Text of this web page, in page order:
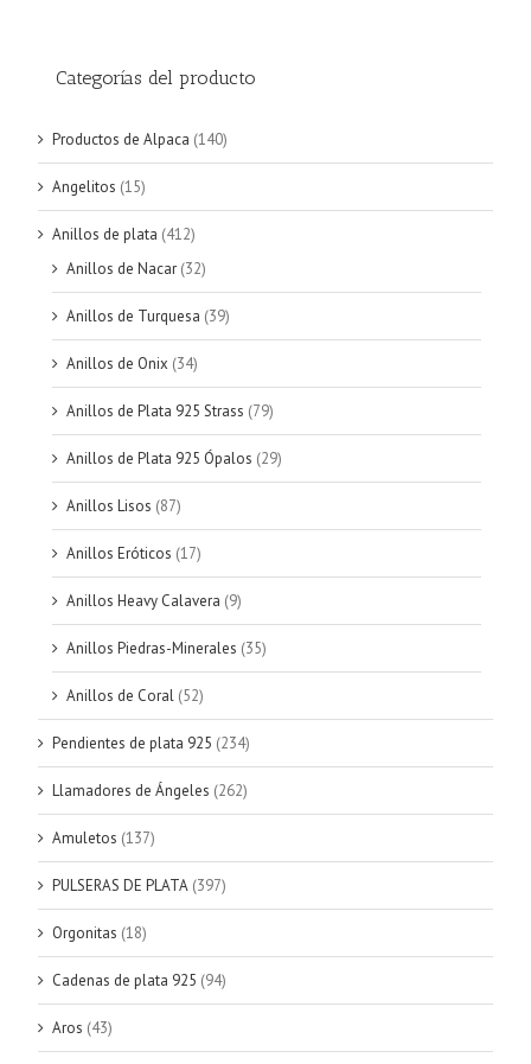
Categorías del producto
Productos de Alpaca (140)
Angelitos (15)
Anillos de plata (412)
Anillos de Nacar (32)
Anillos de Turquesa (39)
Anillos de Onix (34)
Anillos de Plata 925 Strass (79)
Anillos de Plata 925 Ópalos (29)
Anillos Lisos (87)
Anillos Eróticos (17)
Anillos Heavy Calavera (9)
Anillos Piedras-Minerales (35)
Anillos de Coral (52)
Pendientes de plata 925 (234)
Llamadores de Ángeles (262)
Amuletos (137)
PULSERAS DE PLATA (397)
Orgonitas (18)
Cadenas de plata 925 (94)
Aros (43)